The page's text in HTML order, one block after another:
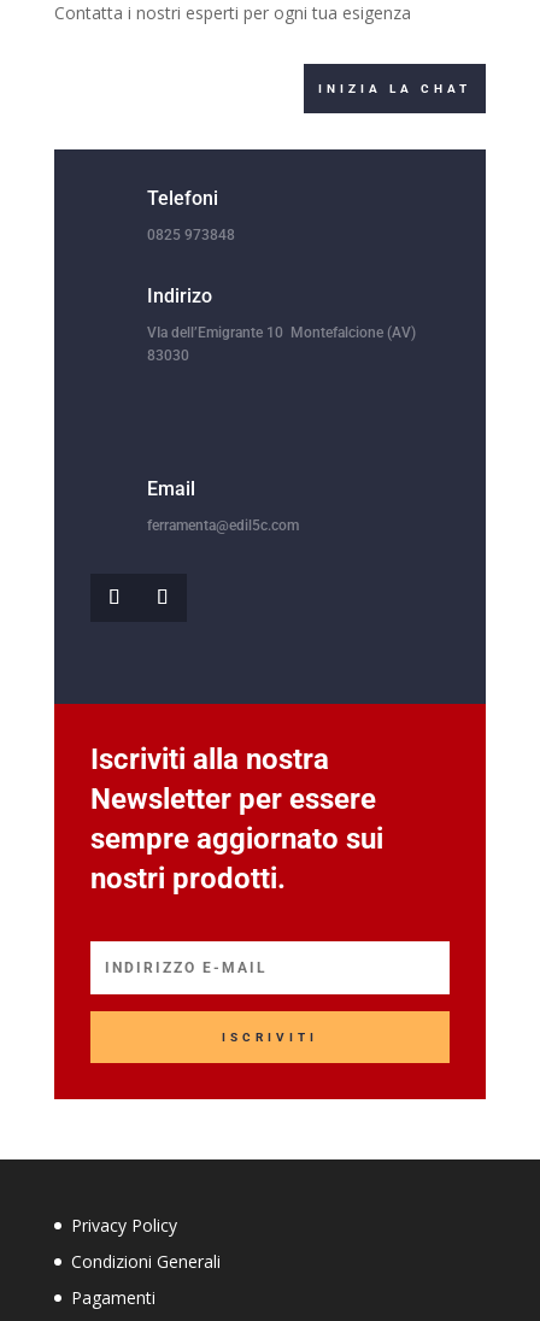
Contatta i nostri esperti per ogni tua esigenza
INIZIA LA CHAT
Telefoni
0825 973848
Indirizo
VIa dell’Emigrante 10 Montefalcione (AV)
83030
Email
ferramenta@edil5c.com
Iscriviti alla nostra
Newsletter per essere
sempre aggiornato sui
nostri prodotti.
ISCRIVITI
Privacy Policy
Condizioni Generali
Pagamenti